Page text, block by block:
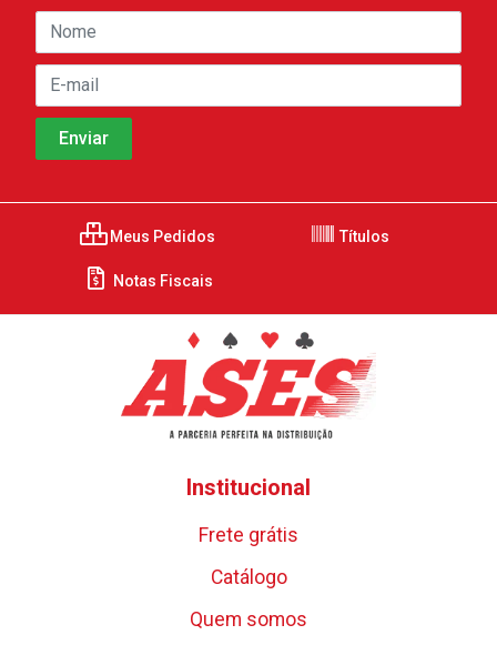
Meus Pedidos Títulos
Notas Fiscais
Institucional
Frete grátis
Catálogo
Quem somos